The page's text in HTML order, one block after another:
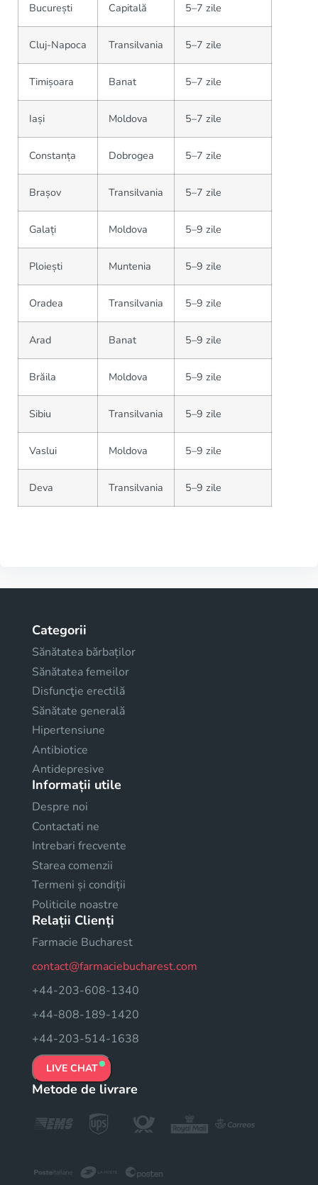
București Capitală 5–7 zile
Cluj-Napoca Transilvania 5–7 zile
Timișoara Banat 5–7 zile
Iași Moldova 5–7 zile
Constanța Dobrogea 5–7 zile
Brașov Transilvania 5–7 zile
Galați Moldova 5–9 zile
Ploiești Muntenia 5–9 zile
Oradea Transilvania 5–9 zile
Arad Banat 5–9 zile
Brăila Moldova 5–9 zile
Sibiu Transilvania 5–9 zile
Vaslui Moldova 5–9 zile
Deva Transilvania 5–9 zile
Categorii
Sănătatea bărbaților
Sănătatea femeilor
Disfuncţie erectilă
Sănătate generală
Hipertensiune
Antibiotice
Antidepresive
Informații utile
Despre noi
Contactati ne
Intrebari frecvente
Starea comenzii
Termeni și condiții
Politicile noastre
Relații Clienți
Farmacie Bucharest
contact@farmaciebucharest.com
+44-203-608-1340
+44-808-189-1420
+44-203-514-1638
LIVE CHAT
Metode de livrare